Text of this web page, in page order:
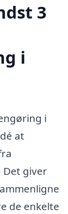
3
i
i
at
giver
de enkelte